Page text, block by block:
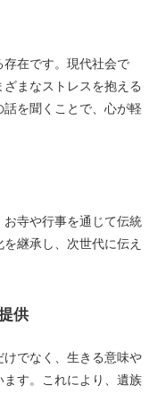
存在です。現代社会で
まなストレスを抱える
話を聞くことで、心が軽
寺や行事を通じて伝統
継承し、次世代に伝え
供
でなく、生きる意味や
す。これにより、遺族